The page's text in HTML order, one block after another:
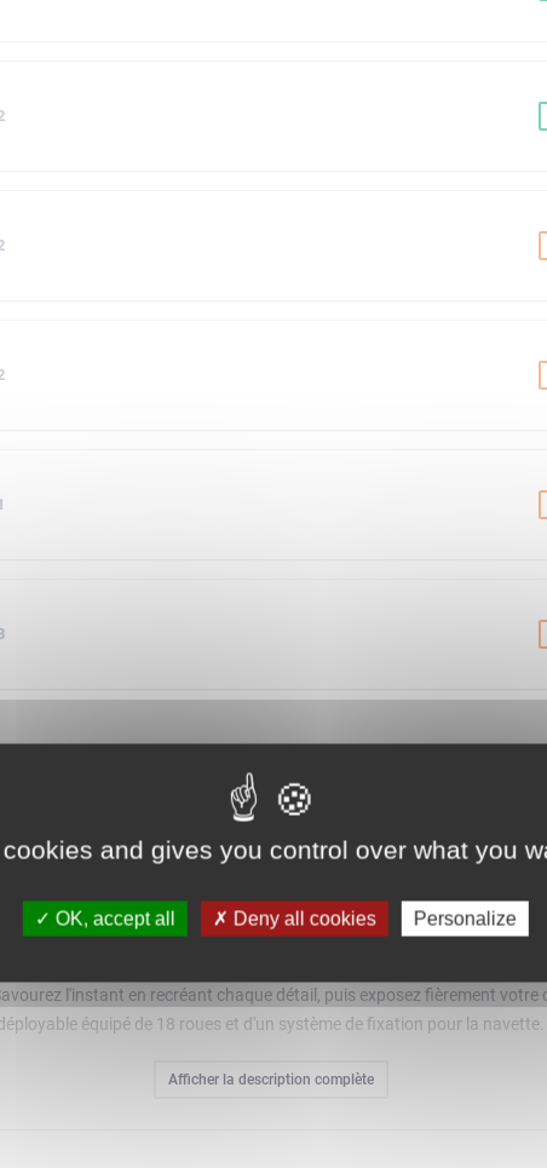
Caractéristiques Évolution des prix
Carrier Aircraft LEGO Icons (10360) pour adultes. Recréez le
l'instant en recréant chaque détail, puis exposez fièrement votre
équipé de 18 roues et d'un système de fixation pour la
de détente avec ce set de construction, superbe idée de cadeau
Afficher la description complète
and gives you control over what you
OK, accept all Deny all cookies Personalize